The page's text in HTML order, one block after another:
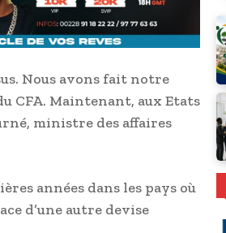
Nous avons fait notre
CFA. Maintenant, aux Etats
ministre des affaires
années dans les pays où
d’une autre devise